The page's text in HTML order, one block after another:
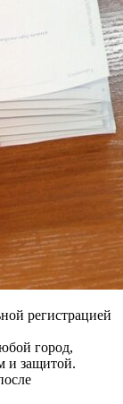
регистрацией
город,
и защитой.